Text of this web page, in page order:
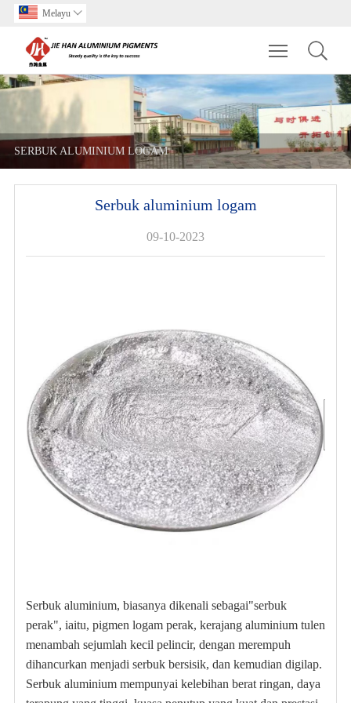
Melayu 
Toggle
SERBUK ALUMINIUM LOGAM
Serbuk aluminium logam
09-10-2023
Serbuk aluminium, biasanya dikenali sebagai"serbuk
perak", iaitu, pigmen logam perak, kerajang aluminium tulen
menambah sejumlah kecil pelincir, dengan merempuh
dihancurkan menjadi serbuk bersisik, dan kemudian digilap.
Serbuk aluminium mempunyai kelebihan berat ringan, daya